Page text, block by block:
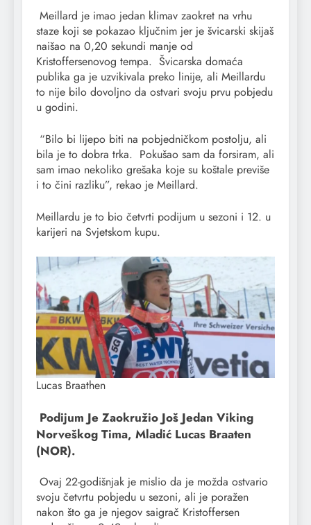
Meillard je imao jedan klimav zaokret na vrhu
staze koji se pokazao ključnim jer je švicarski skijaš
naišao na 0,20 sekundi manje od
Kristoffersenovog tempa. Švicarska domaća
publika ga je uzvikivala preko linije, ali Meillardu
to nije bilo dovoljno da ostvari svoju prvu pobjedu
u godini.
“Bilo bi lijepo biti na pobjedničkom postolju, ali
bila je to dobra trka. Pokušao sam da forsiram, ali
sam imao nekoliko grešaka koje su koštale previše
i to čini razliku”, rekao je Meillard.
Meillardu je to bio četvrti podijum u sezoni i 12. u
karijeri na Svjetskom kupu.
Lucas Braathen
Podijum Je Zaokružio Još Jedan Viking
Norveškog Tima, Mladić Lucas Braaten
(NOR).
Ovaj 22-godišnjak je mislio da je možda ostvario
svoju četvrtu pobjedu u sezoni, ali je poražen
nakon što ga je njegov saigrač Kristoffersen